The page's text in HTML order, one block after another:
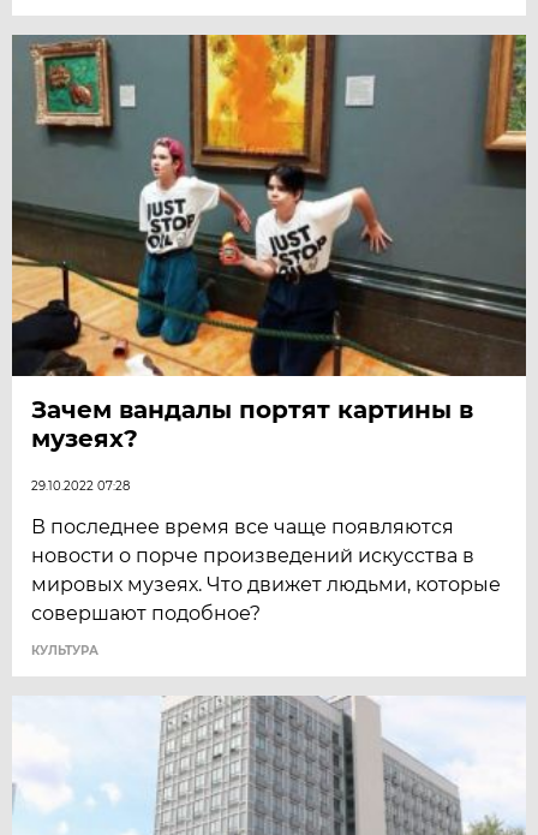
Зачем вандалы портят картины в
музеях?
29.10.2022 07:28
В последнее время все чаще появляются
новости о порче произведений искусства в
мировых музеях. Что движет людьми, которые
совершают подобное?
КУЛЬТУРА